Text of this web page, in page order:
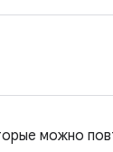
можно